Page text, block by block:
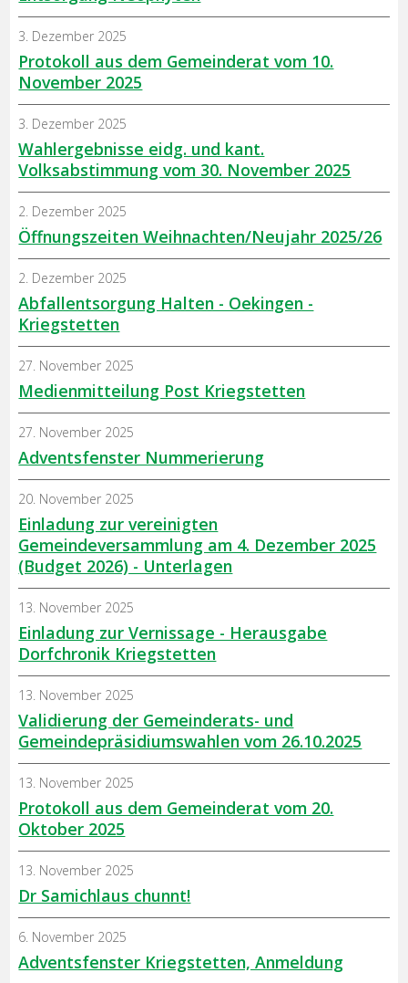
Protokoll aus dem Gemeinderat vom 10.
November 2025
3. Dezember 2025
Wahlergebnisse eidg. und kant.
Volksabstimmung vom 30. November 2025
3. Dezember 2025
Öffnungszeiten Weihnachten/Neujahr 2025/26
2. Dezember 2025
Abfallentsorgung Halten - Oekingen -
Kriegstetten
2. Dezember 2025
Medienmitteilung Post Kriegstetten
27. November 2025
Adventsfenster Nummerierung
27. November 2025
Einladung zur vereinigten
Gemeindeversammlung am 4. Dezember 2025
(Budget 2026) - Unterlagen
20. November 2025
Einladung zur Vernissage - Herausgabe
Dorfchronik Kriegstetten
13. November 2025
Validierung der Gemeinderats- und
Gemeindepräsidiumswahlen vom 26.10.2025
13. November 2025
Protokoll aus dem Gemeinderat vom 20.
Oktober 2025
13. November 2025
Dr Samichlaus chunnt!
13. November 2025
Adventsfenster Kriegstetten, Anmeldung
6. November 2025